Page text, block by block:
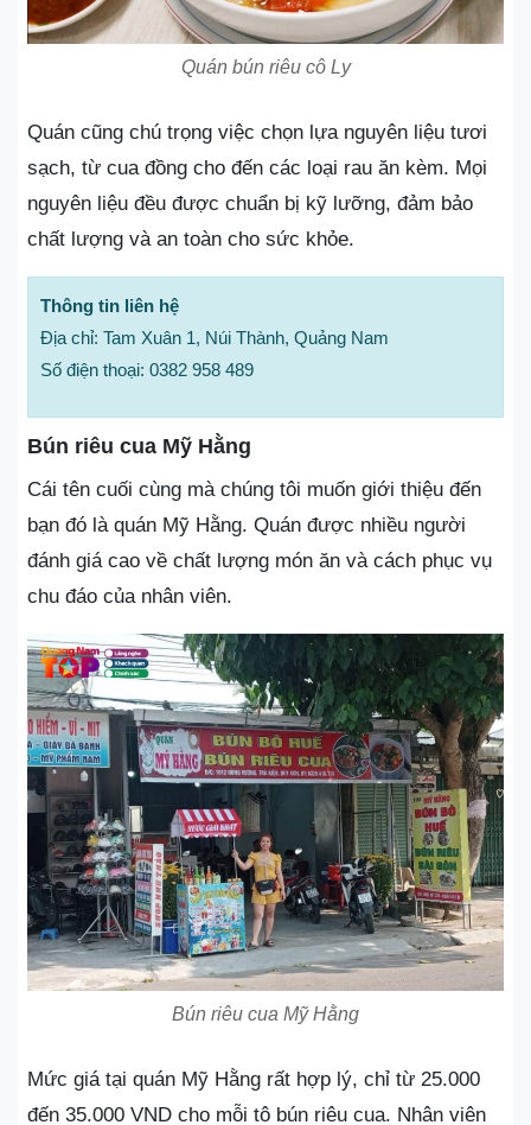
Quán bún riêu cô Ly
Quán cũng chú trọng việc chọn lựa nguyên liệu tươi
sạch, từ cua đồng cho đến các loại rau ăn kèm. Mọi
nguyên liệu đều được chuẩn bị kỹ lưỡng, đảm bảo
chất lượng và an toàn cho sức khỏe.
Thông tin liên hệ
Địa chỉ: Tam Xuân 1, Núi Thành, Quảng Nam
Số điện thoại: 0382 958 489
Bún riêu cua Mỹ Hằng
Cái tên cuối cùng mà chúng tôi muốn giới thiệu đến
bạn đó là quán Mỹ Hằng. Quán được nhiều người
đánh giá cao về chất lượng món ăn và cách phục vụ
chu đáo của nhân viên.
Bún riêu cua Mỹ Hằng
Mức giá tại quán Mỹ Hằng rất hợp lý, chỉ từ 25.000
đến 35.000 VND cho mỗi tô bún riêu cua. Nhân viên